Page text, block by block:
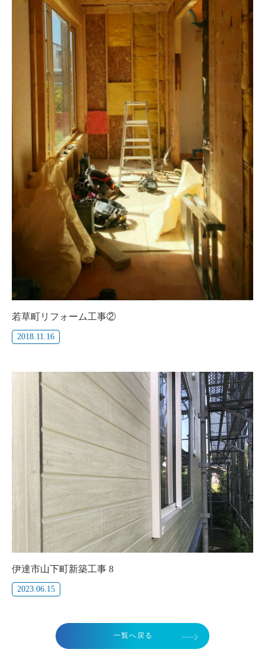
若草町リフォーム工事②
2018.11.16
伊達市山下町新築工事 8
2023.06.15
一覧へ戻る